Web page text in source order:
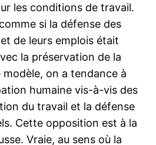
les conditions de travail.
si la défense des
de leurs emplois était
la préservation de la
modèle, on a tendance à
humaine vis-à-vis des
du travail et la défense
Cette opposition est à la
Vraie, au sens où la